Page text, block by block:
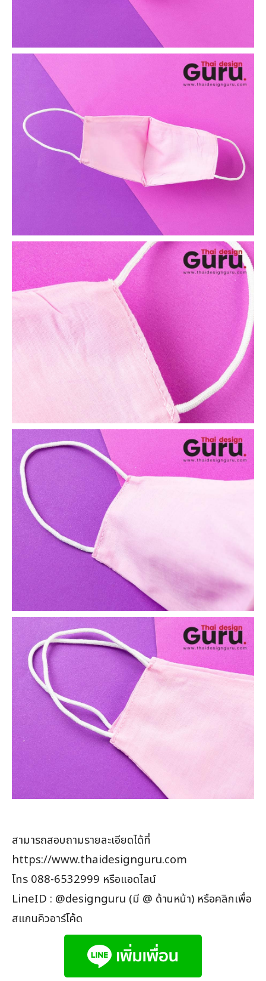
สามารถสอบถามรายละเอียดได้ที่
https://www.thaidesignguru.com
โทร 088-6532999 หรือแอดไลน์
LineID : @designguru (มี @ ด้านหน้า) หรือคลิกเพื่อ
สแกนคิวอาร์โค้ด